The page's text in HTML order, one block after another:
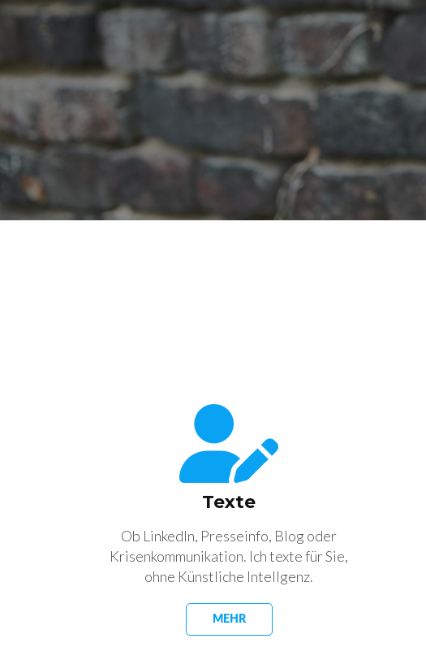
Texte
Ob LinkedIn, Presseinfo, Blog oder
Krisenkommunikation. Ich texte für Sie,
ohne Künstliche Intellgenz.
MEHR